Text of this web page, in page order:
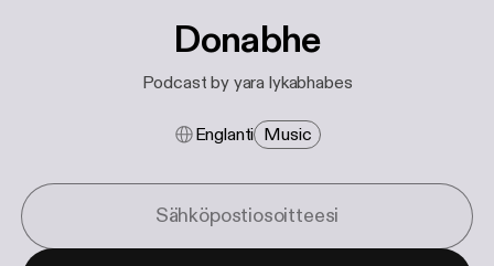
Donabhe
Podcast by yara lykabhabes
Englanti Music